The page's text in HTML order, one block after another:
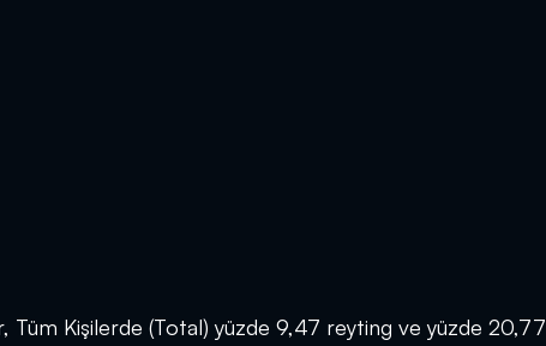
Tüm Kişilerde (Total) yüzde 9,47 reyting ve yüzde 20,77